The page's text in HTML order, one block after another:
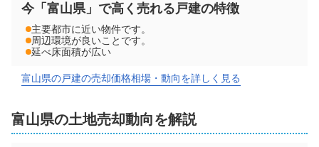
今「富山県」で高く売れる戸建の特徴
主要都市に近い物件です。
周辺環境が良いことです。
延べ床面積が広い
富山県の戸建の売却価格相場・動向を詳しく見る
富山県の土地売却動向を解説